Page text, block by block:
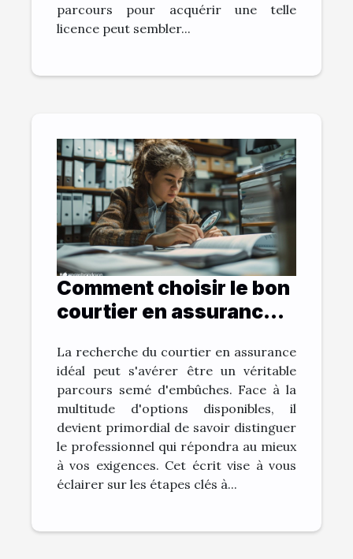
parcours pour acquérir une telle
licence peut sembler...
Comment choisir le bon
courtier en assurance
La recherche du courtier en assurance
idéal peut s'avérer être un véritable
parcours semé d'embûches. Face à la
multitude d'options disponibles, il
devient primordial de savoir distinguer
le professionnel qui répondra au mieux
à vos exigences. Cet écrit vise à vous
éclairer sur les étapes clés à...